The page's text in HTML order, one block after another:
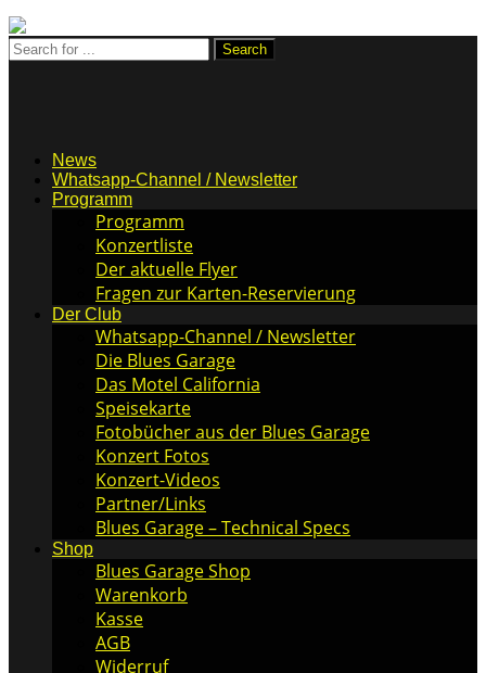
News
Whatsapp-Channel / Newsletter
Programm
Programm
Konzertliste
Der aktuelle Flyer
Fragen zur Karten-Reservierung
Der Club
Whatsapp-Channel / Newsletter
Die Blues Garage
Das Motel California
Speisekarte
Fotobücher aus der Blues Garage
Konzert Fotos
Konzert-Videos
Partner/Links
Blues Garage – Technical Specs
Shop
Blues Garage Shop
Warenkorb
Kasse
AGB
Widerruf